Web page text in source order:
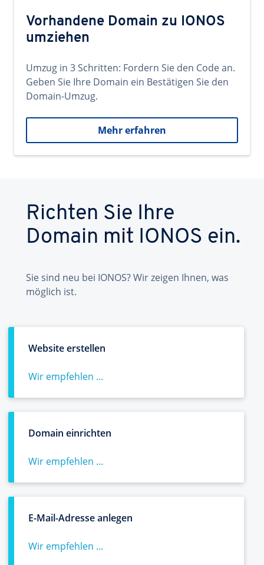
Vorhandene Domain zu IONOS
umziehen
Umzug in 3 Schritten: Fordern Sie den Code an.
Geben Sie Ihre Domain ein Bestätigen Sie den
Domain-Umzug.
Mehr erfahren
Richten Sie Ihre
Domain mit IONOS ein.
Sie sind neu bei IONOS? Wir zeigen Ihnen, was
möglich ist.
Website erstellen
Wir empfehlen ...
Domain einrichten
Wir empfehlen ...
E-Mail-Adresse anlegen
Wir empfehlen ...